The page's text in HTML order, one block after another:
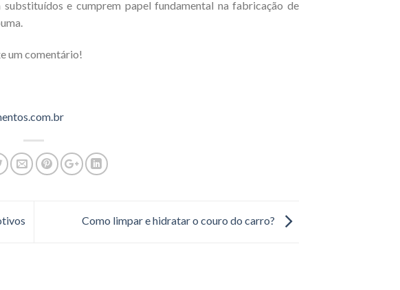
e cumprem papel fundamental na fabricação de
um comentário!
Como limpar e hidratar o couro do carro?